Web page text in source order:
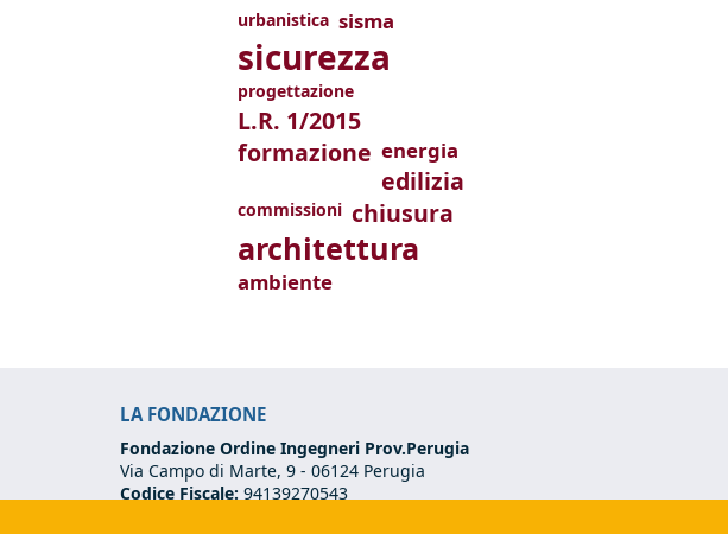
urbanistica sisma
sicurezza
progettazione
L.R. 1/2015
formazione energia
edilizia
commissioni chiusura
architettura
ambiente
LA FONDAZIONE
Fondazione Ordine Ingegneri Prov.Perugia
Via Campo di Marte, 9 - 06124 Perugia
Codice Fiscale: 94139270543